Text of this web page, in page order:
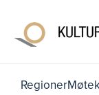
Regioner